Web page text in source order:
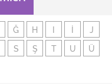
Ğ H
J
S Ş T U
Ü